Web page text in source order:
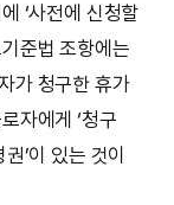
‘사전에 신청할
준법 조항에는
가 청구한 휴가
자에게 ‘청구
’이 있는 것이